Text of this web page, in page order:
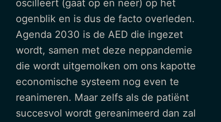
oscilleert (gaat op en neer) op het
ogenblik en is dus de facto overleden.
Agenda 2030 is de AED die ingezet
wordt, samen met deze neppandemie
die wordt uitgemolken om ons kapotte
economische systeem nog even te
reanimeren. Maar zelfs als de patiënt
succesvol wordt gereanimeerd dan zal